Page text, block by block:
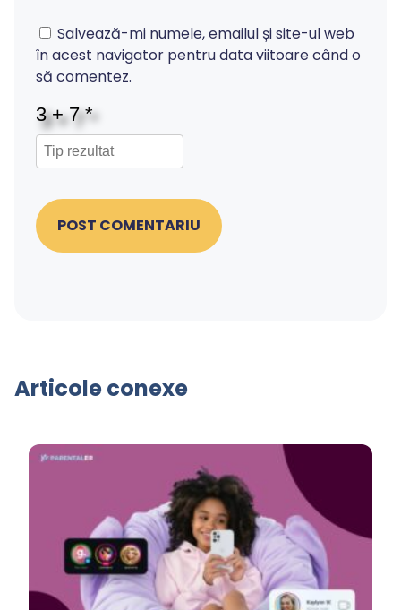
Salvează-mi numele, emailul și site-ul web
în acest navigator pentru data viitoare când o
să comentez.
POST COMENTARIU
Articole conexe